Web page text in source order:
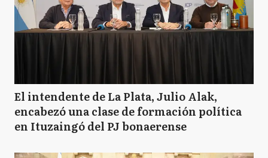
El intendente de La Plata, Julio Alak,
encabezó una clase de formación política
en Ituzaingó del PJ bonaerense